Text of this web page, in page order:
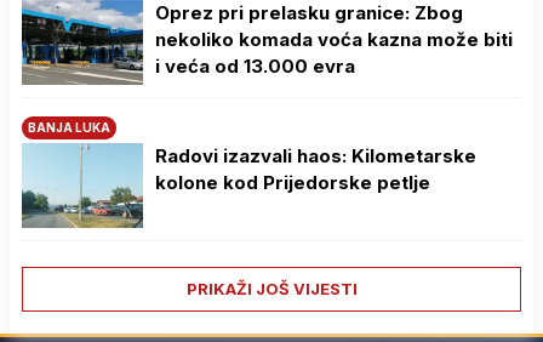
Oprez pri prelasku granice: Zbog
nekoliko komada voća kazna može biti
i veća od 13.000 evra
BANJA LUKA
Radovi izazvali haos: Kilometarske
kolone kod Prijedorske petlje
PRIKAŽI JOŠ VIJESTI